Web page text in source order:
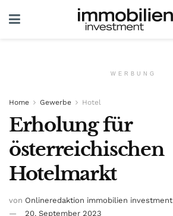
WERBUNG
Home Gewerbe Hotel
Erholung für
österreichischen
Hotelmarkt
von Onlineredaktion immobilien investment
20. September 2023